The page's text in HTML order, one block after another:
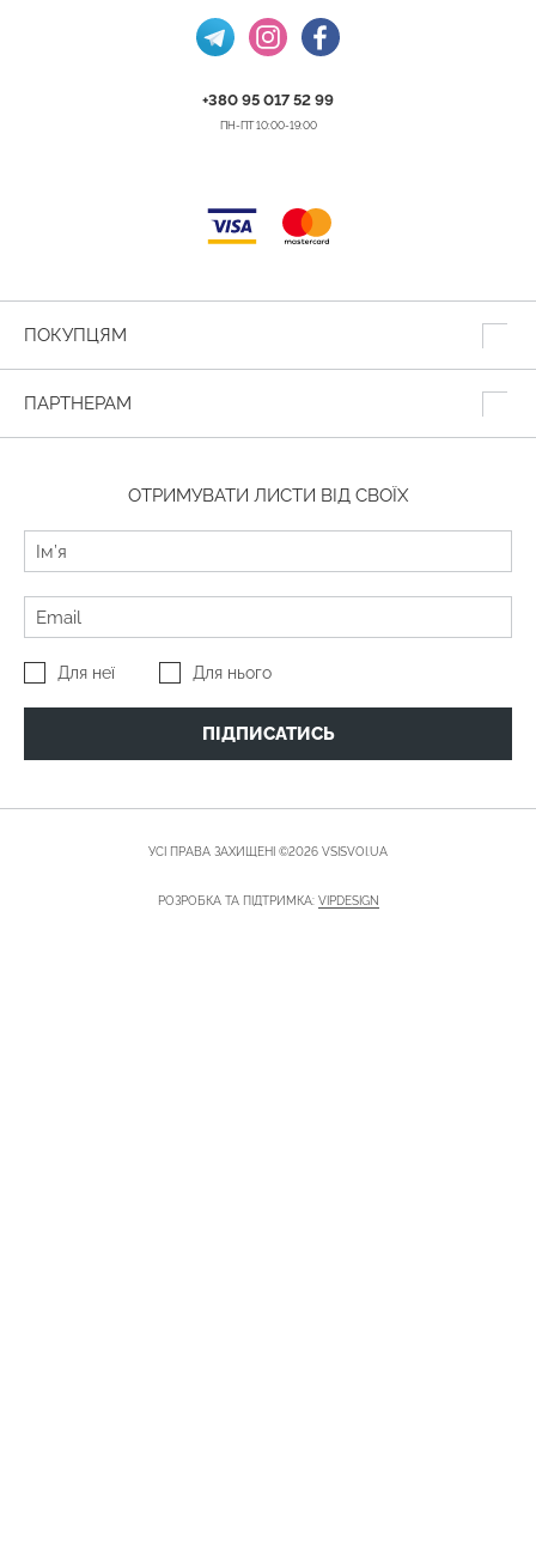
+380 95 017 52 99
ПН-ПТ 10:00-19:00
ПОКУПЦЯМ
ПАРТНЕРАМ
ОТРИМУВАТИ ЛИСТИ ВІД СВОЇХ
Для неї Для нього
ПІДПИСАТИСЬ
УСІ ПРАВА ЗАХИЩЕНІ ©2026 VSISVOI.UA
РОЗРОБКА ТА ПІДТРИМКА: VIPDESIGN